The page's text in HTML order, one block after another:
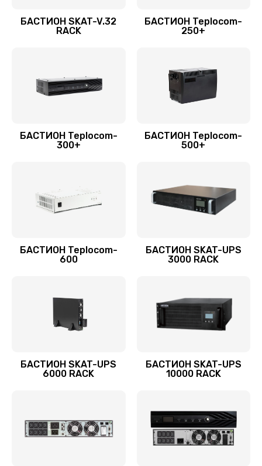
БАСТИОН SKAT-V.32
RACK
БАСТИОН Teplocom-
250+
БАСТИОН Teplocom-
300+
БАСТИОН Teplocom-
500+
БАСТИОН Teplocom-
600
БАСТИОН SKAT-UPS
3000 RACK
БАСТИОН SKAT-UPS
6000 RACK
БАСТИОН SKAT-UPS
10000 RACK